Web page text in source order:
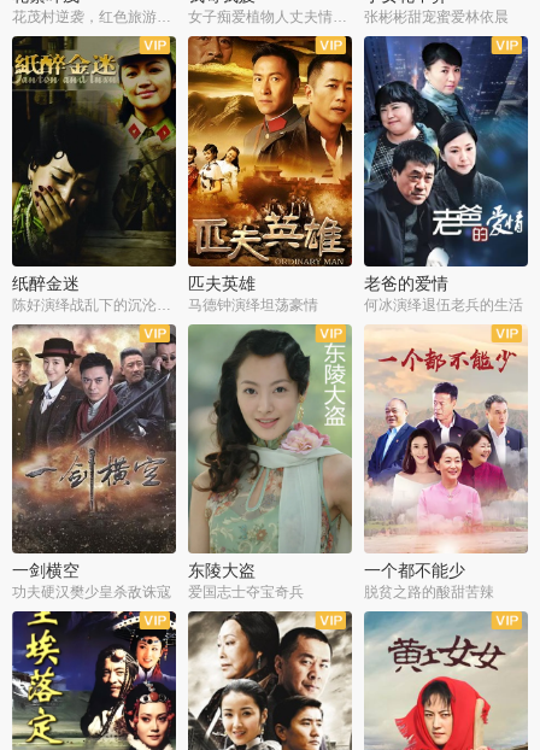
花茂村逆袭，红色旅游出圈 女子痴爱植物人丈夫情定一生
张彬彬甜宠蜜爱林依晨
全42集
纸醉金迷
全35集
匹夫英雄
马德钟演绎坦荡豪情
全32集
老爸的爱情
何冰演绎退伍老兵的生活
全40集
一剑横空
功夫硬汉樊少皇杀敌诛寇
全33集
东陵大盗
爱国志士夺宝奇兵
全36集
一个都不能少
脱贫之路的酸甜苦辣
全25集
全50集 全23集